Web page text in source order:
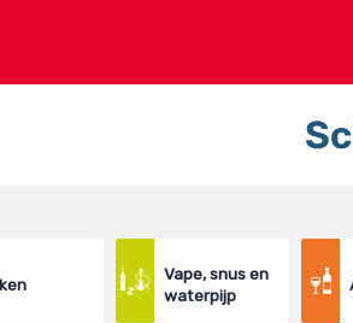
Vape, snus en
waterpijp